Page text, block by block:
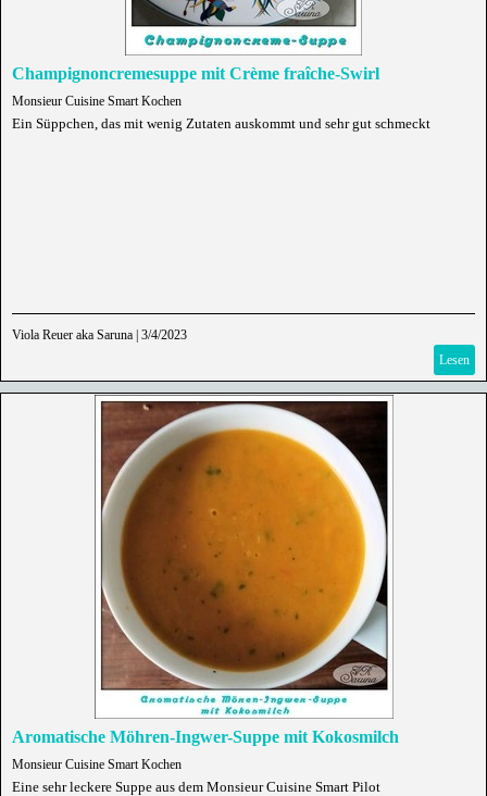
Champignoncremesuppe mit Crème fraîche-Swirl
Monsieur Cuisine Smart Kochen
Ein Süppchen, das mit wenig Zutaten auskommt und sehr gut schmeckt
Viola Reuer aka Saruna 3/4/2023
Lesen
Aromatische Möhren-Ingwer-Suppe mit Kokosmilch
Monsieur Cuisine Smart Kochen
Eine sehr leckere Suppe aus dem Monsieur Cuisine Smart Pilot